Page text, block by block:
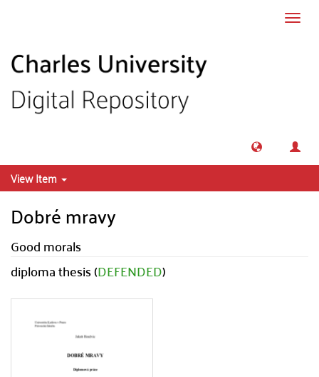
View Item
Dobré mravy
Good morals
diploma thesis (DEFENDED)